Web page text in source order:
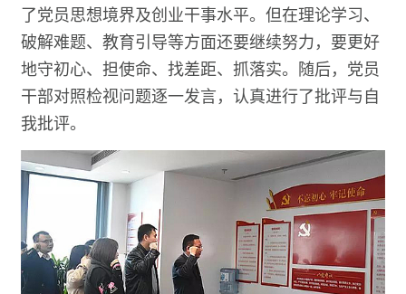
了党员思想境界及创业干事水平。但在理论学习、
破解难题、教育引导等方面还要继续努力，要更好
地守初心、担使命、找差距、抓落实。随后，党员
干部对照检视问题逐一发言，认真进行了批评与自
我批评。